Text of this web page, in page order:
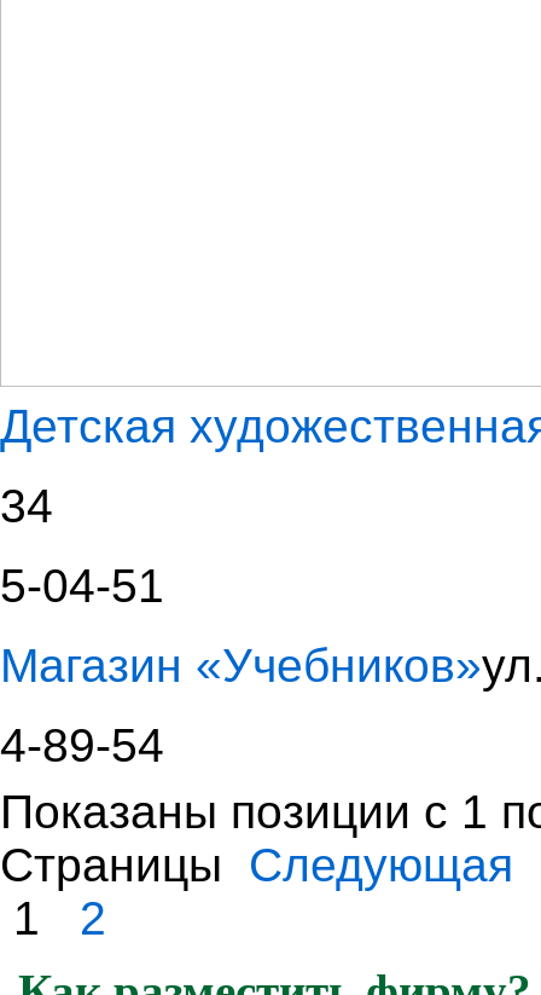
Детская
34
5-04-51
Магазин «Учебников»
4-89-54
Показаны позиции с 1
Страницы Следующая
1 2